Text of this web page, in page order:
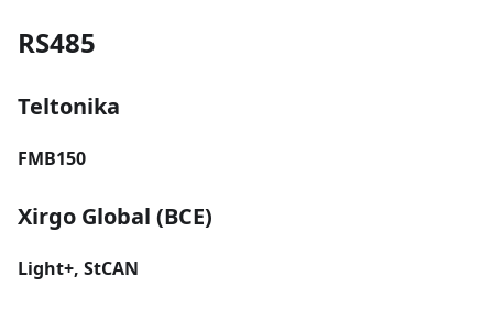
RS485
Teltonika
FMB150
Xirgo Global (BCE)
Light+, StCAN